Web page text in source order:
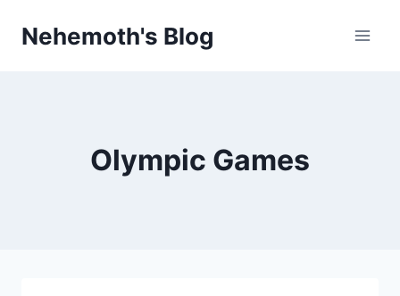
Nehemoth's Blog
Olympic Games